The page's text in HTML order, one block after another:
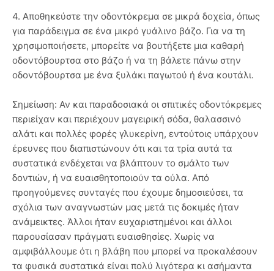
4. Αποθηκεύστε την οδοντόκρεμα σε μικρά δοχεία, όπως
για παράδειγμα σε ένα μικρό γυάλινο βάζο. Για να τη
χρησιμοποιήσετε, μπορείτε να βουτήξετε μια καθαρή
οδοντόβουρτσα στο βάζο ή να τη βάλετε πάνω στην
οδοντόβουρτσα με ένα ξυλάκι παγωτού ή ένα κουτάλι.
Σημείωση: Αν και παραδοσιακά οι σπιτικές οδοντόκρεμες
περιείχαν και περιέχουν μαγειρική σόδα, θαλασσινό
αλάτι και πολλές φορές γλυκερίνη, εντούτοις υπάρχουν
έρευνες που διαπιστώνουν ότι και τα τρία αυτά τα
συστατικά ενδέχεται να βλάπτουν το σμάλτο των
δοντιών, ή να ευαισθητοποιούν τα ούλα. Από
προηγούμενες συνταγές που έχουμε δημοσιεύσει, τα
σχόλια των αναγνωστών μας μετά τις δοκιμές ήταν
ανάμεικτες. Άλλοι ήταν ευχαριστημένοι και άλλοι
παρουσίασαν πράγματι ευαισθησίες. Χωρίς να
αμφιβάλλουμε ότι η βλάβη που μπορεί να προκαλέσουν
τα φυσικά συστατικά είναι πολύ λιγότερα κι ασήμαντα